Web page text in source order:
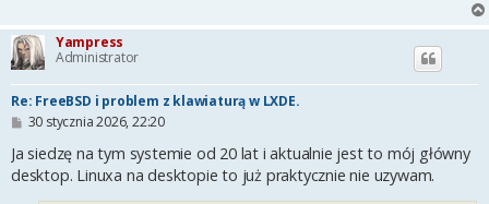
Yampress
Administrator
Re: FreeBSD i problem z klawiaturą w LXDE.
P
s
30 stycznia 2026, 22:20
Ja siedzę na tym systemie od 20 lat i aktualnie jest to mój główny
desktop. Linuxa na desktopie to już praktycznie nie uzywam.